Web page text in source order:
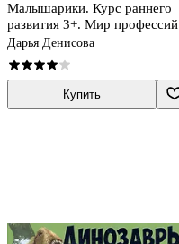
Малышарики. Курс раннего
развития 3+. Мир профессий
Дарья Денисова
Купить